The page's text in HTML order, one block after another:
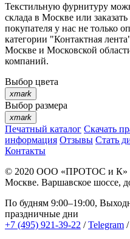
Текстильную фурнитуру
склада в Москве или
покупателя у нас не только
категории "Контактная
Москве и Московской
компаний.
Выбор цвета
xmark
Выбор размера
xmark
Печатный каталог Скачать
информация Отзывы Стать
Контакты
© 2020 ООО «ПРОТОС и К»
Москве. Варшавское шоссе,
По будням 9:00–19:00,
праздничные дни
+7 (495) 921-39-22 /Telegram /